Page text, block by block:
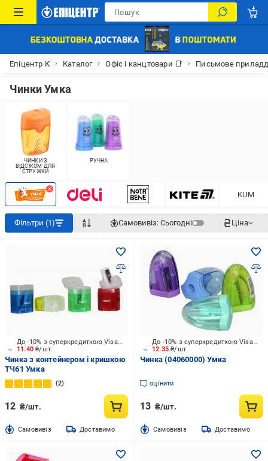
Епіцентр К Каталог Офіс і канцтовари 📑 Письмове
Чинки Умка
ЧИНКИ З
ВІДСІКОМ ДЛЯ
СТРУЖКИ
РУЧНА
KUM
Фільтри (1) Самовивіз: Сьогодні Ціна
11.40₴/шт.
До -10% з суперкредиткою Visa Вигода
Чинка з контейнером і кришкою
ТЧ61 Умка
2
12 ₴/шт.
Cамовивіз Доставимо
12.35₴/шт.
До -10% з суперкредиткою Visa Вигода
Чинка (04060000) Умка
оцінити
13 ₴/шт.
Cамовивіз Доставимо